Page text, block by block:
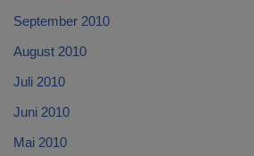
September 2010
August 2010
Juli 2010
Juni 2010
Mai 2010